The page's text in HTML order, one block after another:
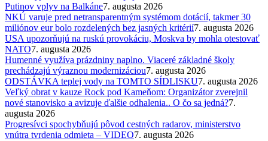
Putinov vplyv na Balkáne7. augusta 2026
NKÚ varuje pred netransparentným systémom dotácií, takmer 30
miliónov eur bolo rozdelených bez jasných kritérií7. augusta 2026
USA upozorňujú na ruskú provokáciu, Moskva by mohla otestovať
NATO7. augusta 2026
Humenné využíva prázdniny naplno. Viaceré základné školy
prechádzajú výraznou modernizáciou7. augusta 2026
ODSTÁVKA teplej vody na TOMTO SÍDLISKU7. augusta 2026
Veľký obrat v kauze Rock pod Kameňom: Organizátor zverejnil
nové stanovisko a avizuje ďalšie odhalenia.. O čo sa jedná?7.
augusta 2026
Progresívci spochybňujú pôvod cestných radarov, ministerstvo
vnútra tvrdenia odmieta – VIDEO7. augusta 2026